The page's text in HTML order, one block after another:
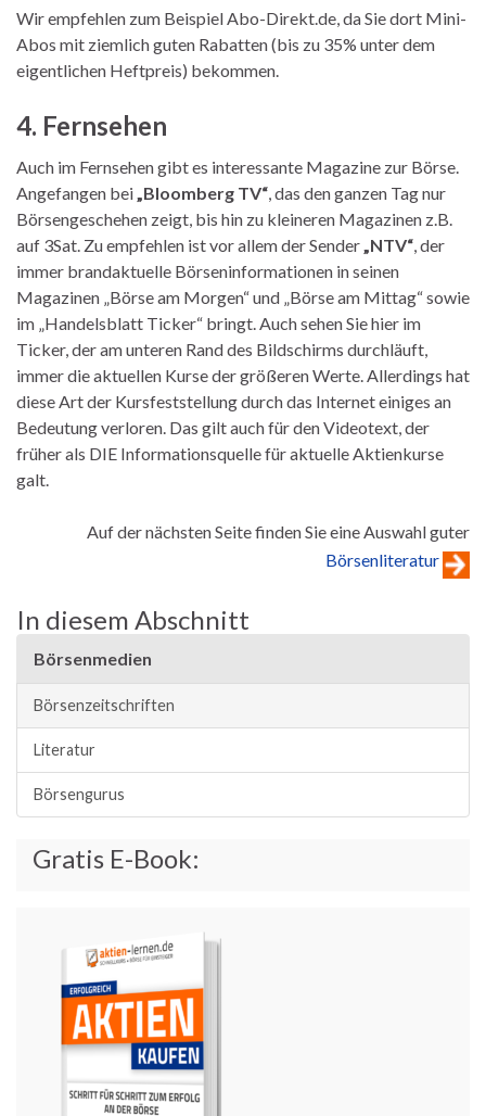
Wir empfehlen zum Beispiel Abo-Direkt.de, da Sie dort Mini-
Abos mit ziemlich guten Rabatten (bis zu 35% unter dem
eigentlichen Heftpreis) bekommen.
4. Fernsehen
Auch im Fernsehen gibt es interessante Magazine zur Börse.
Angefangen bei„Bloomberg TV“, das den ganzen Tag nur
Börsengeschehen zeigt, bis hin zu kleineren Magazinen z.B.
auf 3Sat. Zu empfehlen ist vor allem der Sender„NTV“, der
immer brandaktuelle Börseninformationen in seinen
Magazinen „Börse am Morgen“ und „Börse am Mittag“ sowie
im „Handelsblatt Ticker“ bringt. Auch sehen Sie hier im
Ticker, der am unteren Rand des Bildschirms durchläuft,
immer die aktuellen Kurse der größeren Werte. Allerdings hat
diese Art der Kursfeststellung durch das Internet einiges an
Bedeutung verloren. Das gilt auch für den Videotext, der
früher als DIE Informationsquelle für aktuelle Aktienkurse
galt.
Auf der nächsten Seite finden Sie eine Auswahl guter
Börsenliteratur
In diesem Abschnitt
Börsenmedien
Börsenzeitschriften
Literatur
Börsengurus
Gratis E-Book: